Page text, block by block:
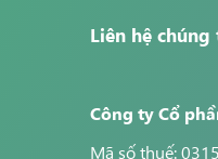
Liên hệ chúng
Công ty Cổ
Mã số thuế: